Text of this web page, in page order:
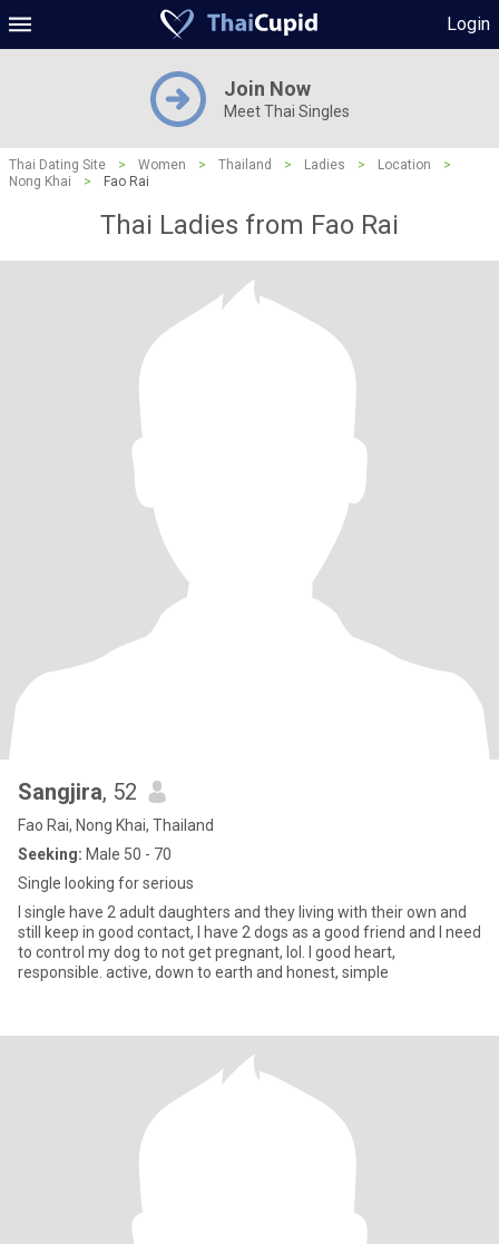
Login
Join Now
Meet Thai Singles
Thai Dating Site > Women > Thailand > Ladies > Location
>
Nong Khai
> Fao Rai
Thai Ladies from Fao Rai
Sangjira, 52
Fao Rai, Nong Khai, Thailand
Seeking: Male 50 - 70
Single looking for serious
I single have 2 adult daughters and they living with their own and
still keep in good contact, I have 2 dogs as a good friend and I need
to control my dog to not get pregnant, lol. I good heart,
responsible. active, down to earth and honest, simple